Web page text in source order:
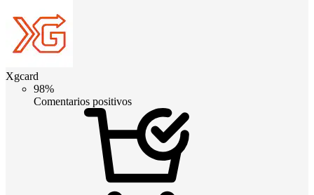
Xgcard
98%
Comentarios positivos